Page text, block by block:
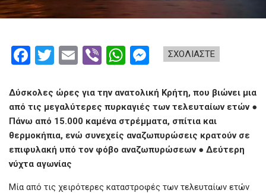
ΣΧΟΛΙΑΣΤΕ
F
ce
b
o
o
k
T
tt
er
E
ail
Vi
er
W
at
s
A
p
se
n
g
er
Δύσκολες ώρες για την ανατολική Κρήτη, που βιώνει μια
από τις μεγαλύτερες πυρκαγιές των τελευταίων ετών ●
Πάνω από 15.000 καμένα στρέμματα, σπίτια και
θερμοκήπια, ενώ συνεχείς αναζωπυρώσεις κρατούν σε
επιφυλακή υπό τον φόβο αναζωπυρώσεων ● Δεύτερη
νύχτα αγωνίας
Μία από τις χειρότερες καταστροφές των τελευταίων ετών